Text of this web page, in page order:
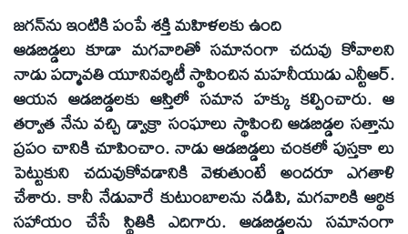
జగన్‌ను ఇంటికి పంపే శక్తి మహిళలకు ఉంది
ఆడబిడ్డలు కూడా మగవారితో సమానంగా చదువు కోవాలని
నాడు పద్మావతి యూనివర్శిటీ స్థాపించిన మహనీయుడు ఎన్టీఆర్‌.
ఆయన ఆడబిడ్డలకు ఆస్తిలో సమాన హక్కు కల్పించారు. ఆ
తర్వాత నేను వచ్చి డ్వాక్రా సంఘాలు స్థాపించి ఆడబిడ్డల సత్తాను
ప్రపం చానికి చూపించాం. నాడు ఆడబిడ్డలు చంకలో పుస్తకా లు
పెట్టుకుని చదువుకోవడానికి వెళుతుంటే అందరూ ఎగతాళి
చేశారు. కానీ నేడువారే కుటుంబాలను నడిపి, మగవారికి ఆర్థిక
సహాయం చేసే స్థితికి ఎదిగారు. ఆడబిడ్డలను సమానంగా